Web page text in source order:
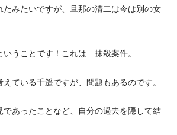
たみたいですが、旦那の清二は今は別の女
うことです！これは…抹殺案件。
ている千遥ですが、問題もあるのです。
であったことなど、自分の過去を隠して結